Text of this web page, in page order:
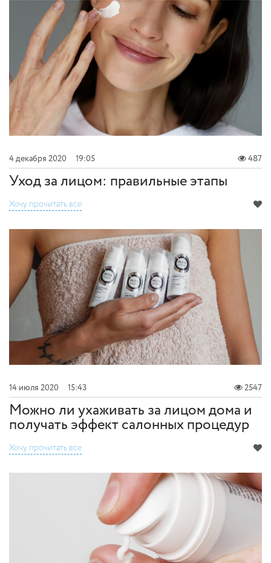
4 декабря 2020 19:05 487
Уход за лицом: правильные этапы
Хочу прочитать все
14 июля 2020 15:43 2547
Можно ли ухаживать за лицом дома и
получать эффект салонных процедур
Хочу прочитать все